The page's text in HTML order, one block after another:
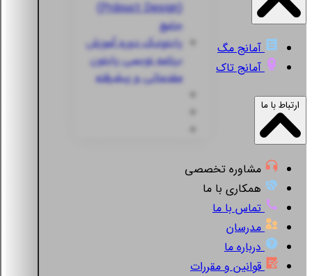
جامع
پایتونیکدوره آموزش
برنامه نویسی پایتون
مقدماتی و پیشرفته
آمانج مگ
آمانج تاک
ارتباط با ما
مشاوره تخصصی
همکاری با ما
تماس با ما
مدرسان
درباره ما
قوانین و مقررات